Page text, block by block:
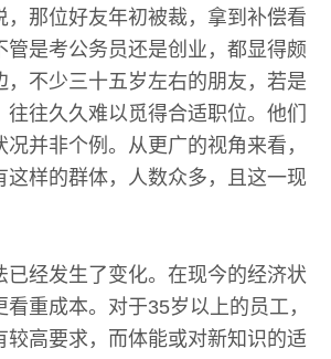
，那位好友年初被裁，拿到补偿看
管是考公务员还是创业，都显得颇
，不少三十五岁左右的朋友，若是
往久久难以觅得合适职位。他们
并非个例。从更广的视角来看，
这样的群体，人数众多，且这一现
已经发生了变化。在现今的经济状
重成本。对于35岁以上的员工，
较高要求，而体能或对新知识的适